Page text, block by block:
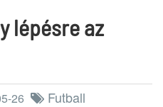
lépésre az
26 Futball